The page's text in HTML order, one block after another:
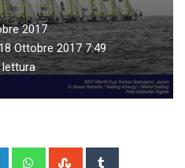
2017
Ottobre 2017 7:49
LinkedIn WhatsappStumbleUpon